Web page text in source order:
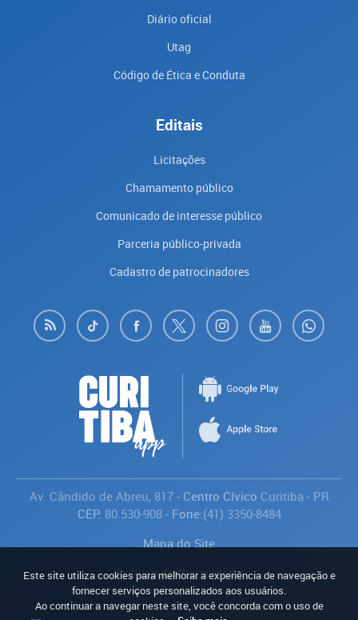
Diário oficial
Utag
Código de Ética e Conduta
Editais
Licitações
Chamamento público
Comunicado de interesse público
Parceria público-privada
Cadastro de patrocinadores
Av. Cândido de Abreu, 817- Centro Cívico Curitiba- PR
CEP: 80.530-908- Fone:(41) 3350-8484
Mapa do Site
Política de Privacidade
Avaliar
Este site utiliza cookies para melhorar a experiência de navegação e
fornecer serviços personalizados aos usuários.
Ao continuar a navegar neste site, você concorda com o uso de